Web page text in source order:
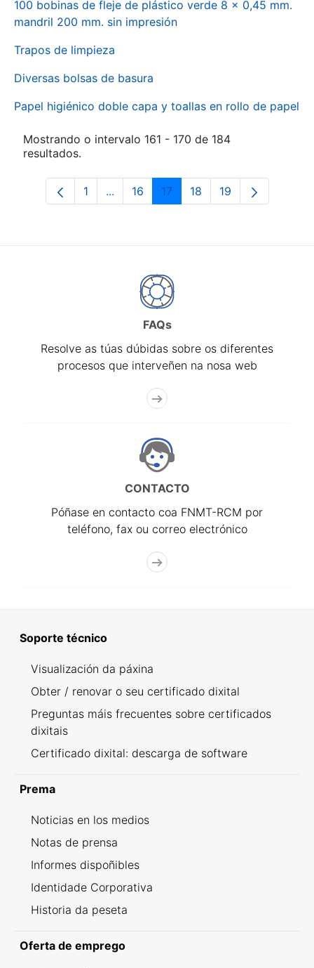
100 bobinas de fleje de plástico verde 8 x 0,45 mm.
mandril 200 mm. sin impresión
Trapos de limpieza
Diversas bolsas de basura
Papel higiénico doble capa y toallas en rollo de papel
Mostrando o intervalo 161 - 170 de 184
resultados.
Páxina
1 ...Páxinas intermedias Use pestaña
Páxina
16 Páxina
17 Páxina
18 Páxina
19
FAQs
Resolve as túas dúbidas sobre os diferentes
procesos que interveñen na nosa web
CONTACTO
Póñase en contacto coa FNMT-RCM por
teléfono, fax ou correo electrónico
Soporte técnico
Visualización da páxina
Obter / renovar o seu certificado dixital
Preguntas máis frecuentes sobre certificados
dixitais
Certificado dixital: descarga de software
Prema
Noticias en los medios
Notas de prensa
Informes dispoñibles
Identidade Corporativa
Historia da peseta
Oferta de emprego